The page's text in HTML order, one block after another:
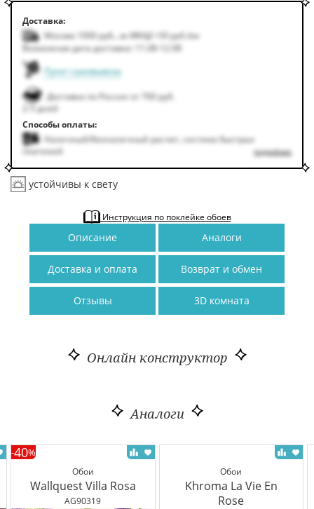
Доставка:
Москва 1000руб. за МКАД +50руб. /км
Возможная дата доставки: 11.08-12.08
Пункт самовывоза
Доставка по России от 700 руб.
2-5 дней
Способы оплаты:
Наличный/безналичный расчет, система быстрых
платежей
подробнее
устойчивы к свету
Инструкция по поклейке обоев
Описание Аналоги
Доставка и оплата Возврат и обмен
Отзывы 3D комната
Онлайн конструктор
Аналоги
Обои
Wallquest Villa Rosa
AG90319
-40%
Обои
Khroma La Vie En
Rose